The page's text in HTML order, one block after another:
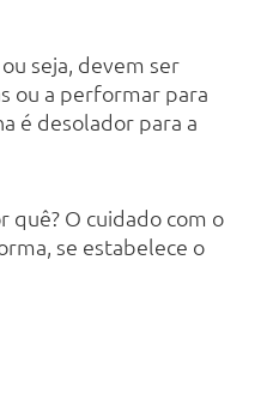
seja, devem ser
ou a performar para
é desolador para a
quê? O cuidado com o
se estabelece o